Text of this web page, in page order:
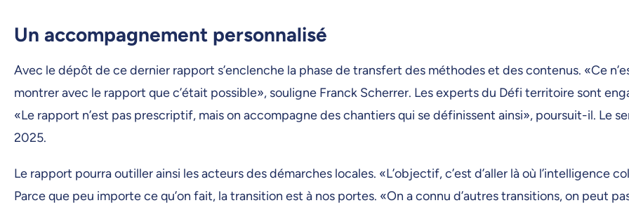
Un accompagnement personnalisé
Avec le dépôt de ce dernier rapport s’enclenche la phase de transfert des méthodes et des contenus. «Ce
montrer avec le rapport que c’était possible», souligne Franck Scherrer. Les experts du Défi territoire sont
«Le rapport n’est pas prescriptif, mais on accompagne des chantiers qui se définissent ainsi», poursuit-il. Le
2025.
Le rapport pourra outiller ainsi les acteurs des démarches locales. «L’objectif, c’est d’aller là où l’intelligence
Parce que peu importe ce qu’on fait, la transition est à nos portes. «On a connu d’autres transitions, on peut